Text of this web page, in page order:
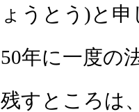
ょうとう)と
50年に一度の
残すところは